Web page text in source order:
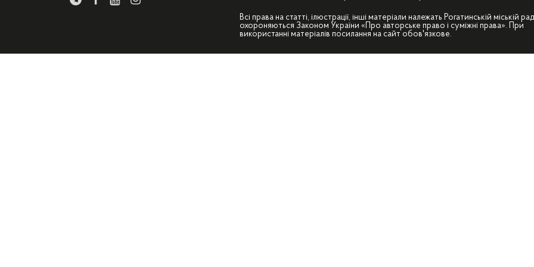
Всі права на статті, ілюстрації, інші матеріали належать Рогатинській міській
охороняються Законом України «Про авторське право і суміжні права». При
використанні матеріалів посилання на сайт обов'язкове.